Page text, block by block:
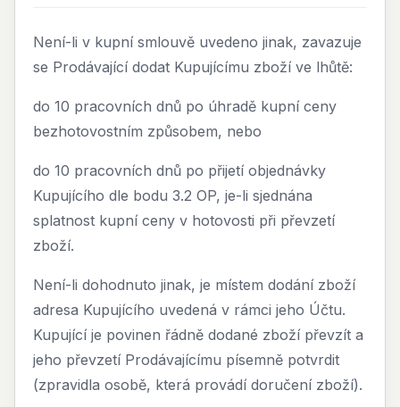
Není-li v kupní smlouvě uvedeno jinak, zavazuje
se Prodávající dodat Kupujícímu zboží ve lhůtě:
do 10 pracovních dnů po úhradě kupní ceny
bezhotovostním způsobem, nebo
do 10 pracovních dnů po přijetí objednávky
Kupujícího dle bodu 3.2 OP, je-li sjednána
splatnost kupní ceny v hotovosti při převzetí
zboží.
Není-li dohodnuto jinak, je místem dodání zboží
adresa Kupujícího uvedená v rámci jeho Účtu.
Kupující je povinen řádně dodané zboží převzít a
jeho převzetí Prodávajícímu písemně potvrdit
(zpravidla osobě, která provádí doručení zboží).